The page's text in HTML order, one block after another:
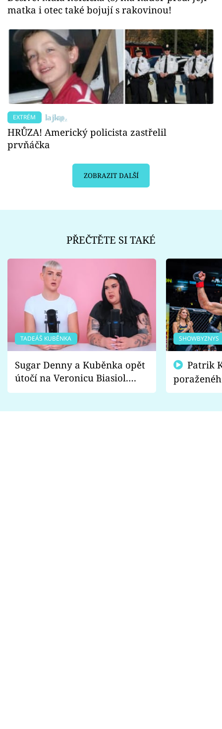
matka i otec také bojují s rakovinou!
EXTRÉM
HRŮZA! Americký policista zastřelil
prvňáčka
ZOBRAZIT DALŠÍ
PŘEČTĚTE SI TAKÉ
TADEÁŠ KUBĚNKA
Sugar Denny a Kuběnka opět
útočí na Veronicu Biasiol.
Proč je podle nich falešná a
SHOWBYZNYS
fanoušci